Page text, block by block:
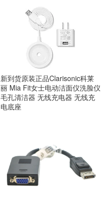
新到货原装正品Clarisonic科莱
丽 Mia Fit女士电动洁面仪洗脸仪
毛孔清洁器 无线充电器 无线充
电底座